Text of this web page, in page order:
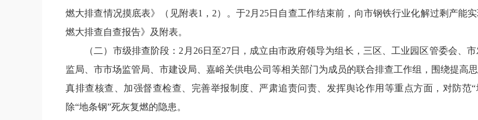
燃大排查情况摸底表》（见附表1 ， 2）。于2 月 25日自查工作结束前，向市钢铁行业化解过剩产能
燃大排查自查报告》及附表。
（二）市级排查阶段： 2 月 26日至27日，成立由市政府领导为组长，三区、工业园区管委会、
监局、市市场监管局、市建设局、嘉峪关供电公司等相关部门为成员的联合排查工作组，围绕提高
真排查核查、加强督查检查、完善举报制度、严肃追责问责、发挥舆论作用等重点方面，对防范“
除“地条钢”死灰复燃的隐患。